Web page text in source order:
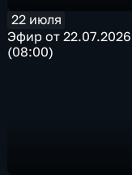
22 июля
Эфир от 22.07.2026
(08:00)